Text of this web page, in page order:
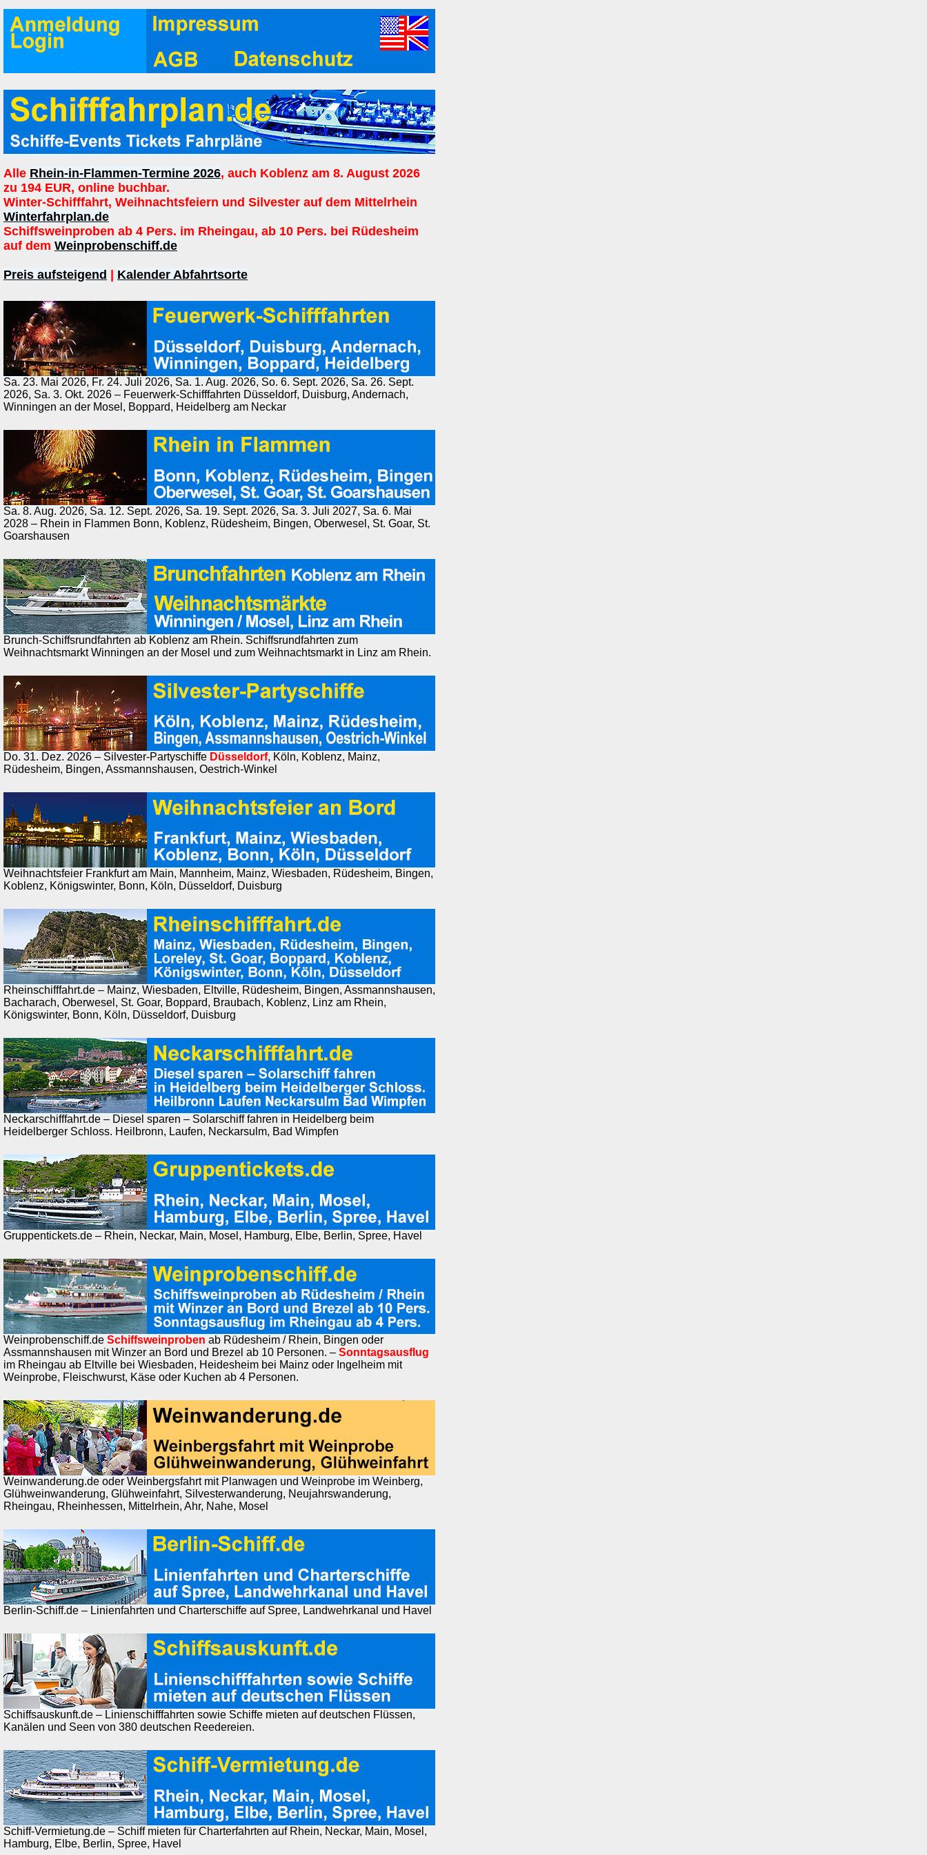
Alle Rhein-in-Flammen-Termine 2026, auch Koblenz am 8. August 2026
zu 194 EUR, online buchbar.
Winter-Schifffahrt, Weihnachtsfeiern und Silvester auf dem Mittelrhein
Winterfahrplan.de
Schiffsweinproben ab 4 Pers. im Rheingau, ab 10 Pers. bei Rüdesheim
auf dem Weinprobenschiff.de
Preis aufsteigend Kalender Abfahrtsorte
Sa. 23. Mai 2026, Fr. 24. Juli 2026, Sa. 1. Aug. 2026, So. 6. Sept. 2026, Sa. 26. Sept.
2026, Sa. 3. Okt. 2026 – Feuerwerk-Schifffahrten Düsseldorf, Duisburg, Andernach,
Winningen an der Mosel, Boppard, Heidelberg am Neckar
Sa. 8. Aug. 2026, Sa. 12. Sept. 2026, Sa. 19. Sept. 2026, Sa. 3. Juli 2027, Sa. 6. Mai
2028 – Rhein in Flammen Bonn, Koblenz, Rüdesheim, Bingen, Oberwesel, St. Goar, St.
Goarshausen
Brunch-Schiffsrundfahrten ab Koblenz am Rhein. Schiffsrundfahrten zum
Weihnachtsmarkt Winningen an der Mosel und zum Weihnachtsmarkt in Linz am Rhein.
Do. 31. Dez. 2026 – Silvester-Partyschiffe Düsseldorf, Köln, Koblenz, Mainz,
Rüdesheim, Bingen, Assmannshausen, Oestrich-Winkel
Weihnachtsfeier Frankfurt am Main, Mannheim, Mainz, Wiesbaden, Rüdesheim, Bingen,
Koblenz, Königswinter, Bonn, Köln, Düsseldorf, Duisburg
Rheinschifffahrt.de – Mainz, Wiesbaden, Eltville, Rüdesheim, Bingen, Assmannshausen,
Bacharach, Oberwesel, St. Goar, Boppard, Braubach, Koblenz, Linz am Rhein,
Königswinter, Bonn, Köln, Düsseldorf, Duisburg
Neckarschifffahrt.de – Diesel sparen – Solarschiff fahren in Heidelberg beim
Heidelberger Schloss. Heilbronn, Laufen, Neckarsulm, Bad Wimpfen
Gruppentickets.de – Rhein, Neckar, Main, Mosel, Hamburg, Elbe, Berlin, Spree, Havel
Weinprobenschiff.de Schiffsweinproben ab Rüdesheim / Rhein, Bingen oder
Assmannshausen mit Winzer an Bord und Brezel ab 10 Personen. – Sonntagsausflug
im Rheingau ab Eltville bei Wiesbaden, Heidesheim bei Mainz oder Ingelheim mit
Weinprobe, Fleischwurst, Käse oder Kuchen ab 4 Personen.
Weinwanderung.de oder Weinbergsfahrt mit Planwagen und Weinprobe im Weinberg,
Glühweinwanderung, Glühweinfahrt, Silvesterwanderung, Neujahrswanderung,
Rheingau, Rheinhessen, Mittelrhein, Ahr, Nahe, Mosel
Berlin-Schiff.de – Linienfahrten und Charterschiffe auf Spree, Landwehrkanal und Havel
Schiffsauskunft.de – Linienschifffahrten sowie Schiffe mieten auf deutschen Flüssen,
Kanälen und Seen von 380 deutschen Reedereien.
Schiff-Vermietung.de – Schiff mieten für Charterfahrten auf Rhein, Neckar, Main, Mosel,
Hamburg, Elbe, Berlin, Spree, Havel